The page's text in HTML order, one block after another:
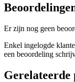
Er zijn nog geen
Enkel ingelogde
een beoordeling
Gerelateerde